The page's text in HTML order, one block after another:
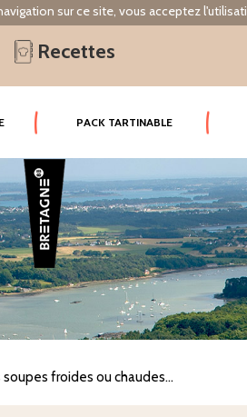
sur ce site, vous acceptez
Recettes
(CURRENT) PACK TARTINABLE
soupes froides ou chaudes...